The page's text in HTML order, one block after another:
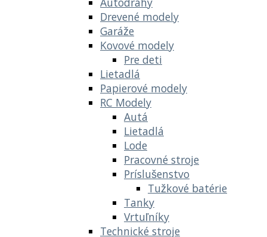
Drevené modely
Garáže
Kovové modely
Pre deti
Lietadlá
Papierové modely
RC Modely
Autá
Lietadlá
Lode
Pracovné stroje
Príslušenstvo
Tužkové batérie
Tanky
Vrtuľníky
Technické stroje